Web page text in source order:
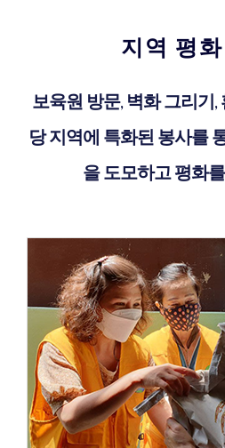
지역 평
보육원 방문, 벽화 그리기
당 지역에 특화된 봉사를
을 도모하고 평화